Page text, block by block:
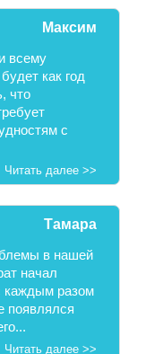
Максим
всему
как год
что
с
Читать далее >>
Тамара
в нашей
начал
каждым разом
появлялся
Читать далее >>